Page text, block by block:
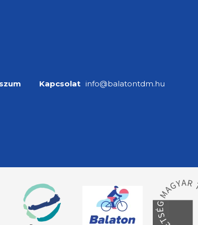
Kapcsolat info@balatontdm.hu